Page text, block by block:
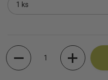
Množstvo